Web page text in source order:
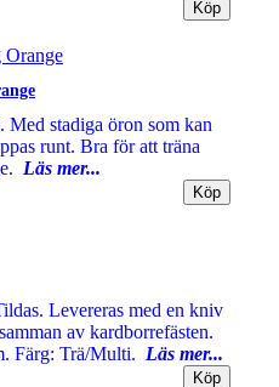
stadiga öron som kan
runt. Bra för att träna
Läs mer...
Levereras med en kniv
av kardborrefästen.
Färg: Trä/Multi. Läs mer...